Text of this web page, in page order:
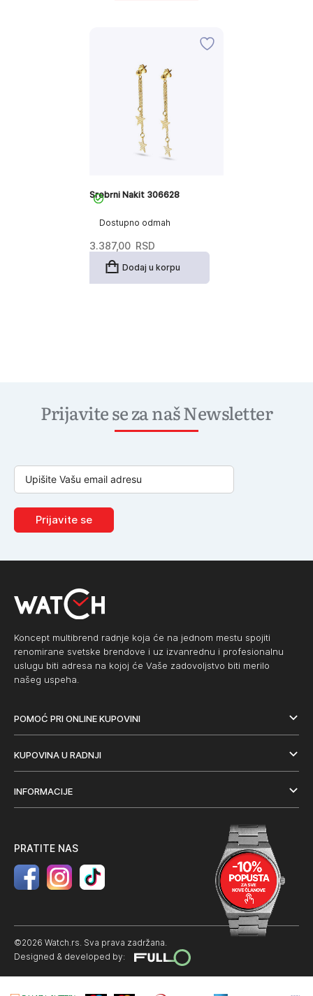
Dostupno odmah
Srebrni Nakit 306628
3.387,00 RSD
Dodaj u korpu
Prijavite se za naš Newsletter
Prijavite se
Koncept multibrend radnje koja će na jednom mestu spojiti
renomirane svetske brendove i uz izvanrednu i profesionalnu
uslugu biti adresa na kojoj će Vaše zadovoljstvo biti merilo
našeg uspeha.
POMOĆ PRI ONLINE KUPOVINI
KUPOVINA U RADNJI
INFORMACIJE
PRATITE NAS
©2026 Watch.rs. Sva prava zadržana.
Designed & developed by: